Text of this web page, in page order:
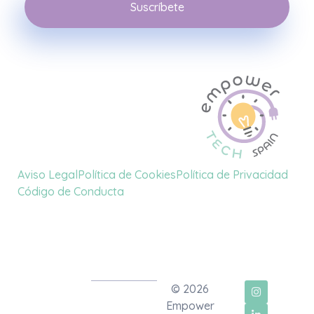
Empower Tech Spain
El futuro tecnológico nos pertenece, y juntas lo construiremos, paso a paso
Aviso Legal Política de CookiesPolítica de Privacidad
Código de Conducta
© 2026
Empower